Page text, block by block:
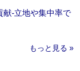
献‐立地や集中率で
もっと見る »